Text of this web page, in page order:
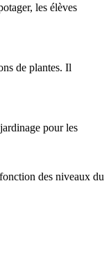
les élèves
de plantes. Il
pour les
des niveaux du